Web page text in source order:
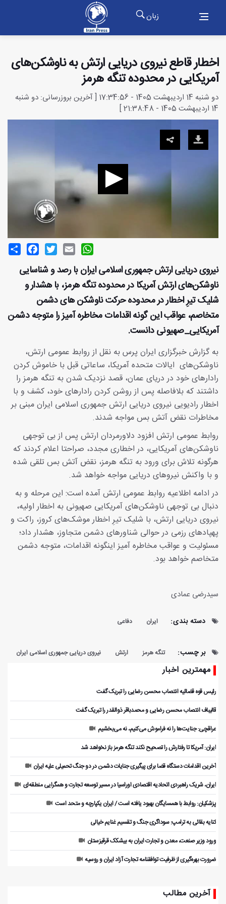
زبان
اخطار قاطع نیروی دریایی ارتش به ناوشکن‌های
آمریکایی در محدوده تنگه هرمز
دو شنبه 14 اردیبهشت 1405 - 17:34:56 [ آخرین بروزرسانی: دو شنبه
14 اردیبهشت 1405 - 21:38:48 ]
Share
FacebookTwitterEmail
WhatsApp
نیروی دریایی ارتش جمهوری اسلامی ایران با رصد و شناسایی
ناوشکن‌های ارتش آمریکا در محدوده تنگه هرمز، با هشدار و
شلیک تیرِ اخطار در محدوده حرکت ناوشکن های دشمن
متخاصم، عواقب این گونه اقدامات مخاطره آمیز را متوجه دشمن
آمریکایی_صهیونی دانست.
به گزارش خبرگزاری ایران پرس به نقل از روابط عمومی ارتش،
ناوشکن‌های ایالات متحده آمریکا، ساعاتی قبل با خاموش کردن
رادارهای خود در دریای عمان، قصد نزدیک شدن به تنگه هرمز را
داشتند که بلافاصله پس از روشن کردن رادارهای خود، کشف و با
اخطار رادیویی نیروی دریایی ارتش جمهوری اسلامی ایران مبنی بر
مخاطرات نقض آتش بس مواجه شدند.
روابط عمومی ارتش افزود دلاورمردان ارتش پس از بی توجهی
ناوشکن‌های آمریکایی، در اخطاری مجدد، صراحتا اعلام کردند که
هرگونه تلاش برای ورود به تنگه هرمز، نقض آتش بس تلقی شده
و با واکنش نیروهای دریایی مواجه خواهد شد.
در ادامه اطلاعیه روابط عمومی ارتش آمده است: این مرحله و به
دنبال بی توجهی ناوشکن‌های آمریکایی صهیونی به اخطار اولیه،
نیروی دریایی ارتش، با شلیک تیرِ اخطار موشک‌های کروز، راکت و
پهپادهای رزمی در حوالی شناورهای دشمن متجاوز، هشدار داد؛
مسئولیت و عواقب مخاطره آمیز اینگونه اقدامات، متوجه دشمن
متخاصم خواهد بود.
سیدرضی عمادی
دسته بندی: ایران دفاعی
بر چسب: تنگه هرمز ارتش نیروی دریایی جمهوری اسلامی ایران
مهمترین اخبار
رئیس قوه قضائیه انتصاب محسن رضایی را تبریک گفت
قالیباف انتصاب محسن رضایی و محمدباقر ذوالقدر را تبریک گفت
عراقچی: جنایت‌ها را نه فراموش می‌کنیم، نه می‌بخشیم
ایران: آمریکا تا رفتارش را تصحیح نکند تنگه هرمز باز نخواهد شد
آخرین اقدامات دستگاه قضا برای پیگیری جنایات دشمن در دو جنگ تحمیلی علیه ایران
ایران، شریک راهبردی اتحادیه اقتصادی اوراسیا در مسیر توسعه تجارت و همگرایی منطقه‌ای
پزشکیان: روابط با همسایگان بهبود یافته است / ایران یکپارچه و متحد است
کنایه بقائی به ترامپ: سوداگری جنگ و تقسیم غنایم خیالی
ورود وزیر صنعت، معدن و تجارت ایران به بیشکک قرقیزستان
ضرورت بهره‌گیری از ظرفیت توافقنامه تجارت آزاد ایران و روسیه
آخرین مطالب